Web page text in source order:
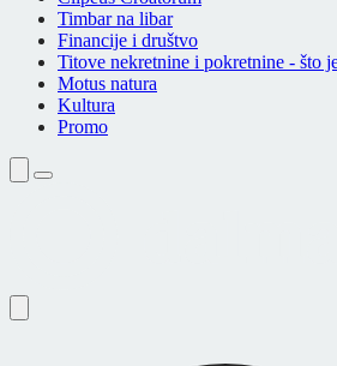
Timbar na libar
Financije i društvo
Titove nekretnine i pokretnine - što
Motus natura
Kultura
Promo